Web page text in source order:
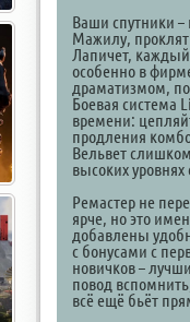
Ваши спутники –
Мажилу,
Лапичет,
особенно в
драматизмом,
Боевая система
времени:
продления
Вельвет
высоких
Ремастер не
ярче, но это
добавлены
с бонусами с
новичков –
повод
всё ещё бьёт